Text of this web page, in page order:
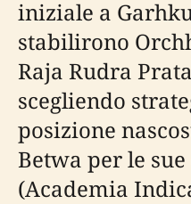
iniziale a
stabilirono
Raja Rudra
scegliendo
posizione
Betwa per le
(Academia